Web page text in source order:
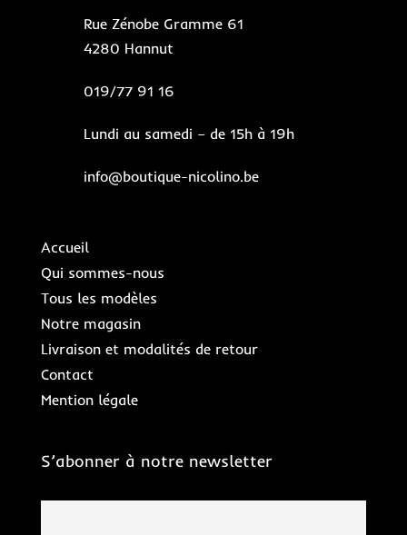
Rue Zénobe Gramme 61
4280 Hannut
019/77 91 16
Lundi au samedi – de 15h à 19h
info@boutique-nicolino.be
Accueil
Qui sommes-nous
Tous les modèles
Notre magasin
Livraison et modalités de retour
Contact
Mention légale
S’abonner à notre newsletter